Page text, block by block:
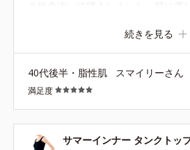
２枚色違いで購入しました。肌に優
続きを見る
40代後半・脂性肌 スマイリーさん
満足度
サマーインナー タンクトッ